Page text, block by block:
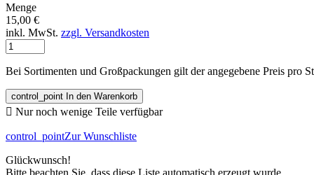
Menge
15,00 €
inkl. MwSt. zzgl. Versandkosten
Bei Sortimenten und Großpackungen gilt der angegebene Preis pro
control_point In den Warenkorb
 Nur noch wenige Teile verfügbar
control_pointZur Wunschliste
Glückwunsch!